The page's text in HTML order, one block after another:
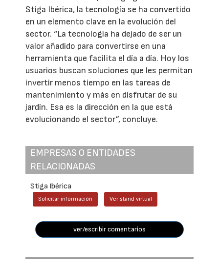
Stiga Ibérica, la tecnología se ha convertido
en un elemento clave en la evolución del
sector. “La tecnología ha dejado de ser un
valor añadido para convertirse en una
herramienta que facilita el día a día. Hoy los
usuarios buscan soluciones que les permitan
invertir menos tiempo en las tareas de
mantenimiento y más en disfrutar de su
jardín. Esa es la dirección en la que está
evolucionando el sector”, concluye.
EMPRESAS O ENTIDADES
RELACIONADAS
Stiga Ibérica
Solicitar información Ver stand virtual
ver/escribir comentarios